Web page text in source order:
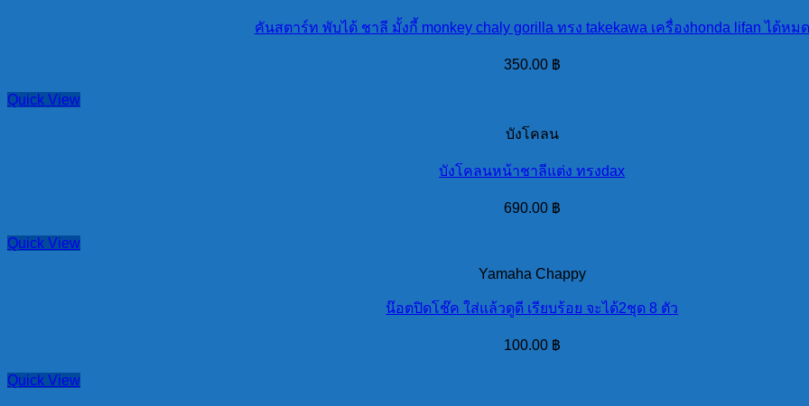
คันสตาร์ท พับได้ ชาลี มั้งกี้ monkey chaly gorilla ทรง takekawa เครื่องhonda lifan ได้หมด
350.00 ฿
Quick View
บังโคลน
บังโคลนหน้าชาลีแต่ง ทรงdax
690.00 ฿
Quick View
Yamaha Chappy
น๊อตปิดโช๊ค ใส่แล้วดูดี เรียบร้อย จะได้2ชุด 8 ตัว
100.00 ฿
Quick View